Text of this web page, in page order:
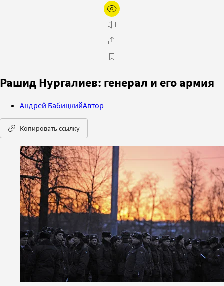
Рашид Нургалиев: генерал и его армия
Андрей БабицкийАвтор
Копировать ссылку